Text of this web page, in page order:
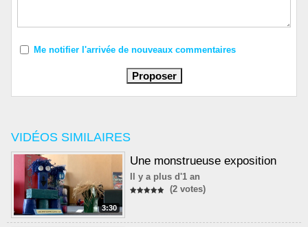
VIDÉOS SIMILAIRES
3:30
Une monstrueuse exposition
Il y a plus d'1 an
(2 votes)
Me notifier l'arrivée de nouveaux commentaires